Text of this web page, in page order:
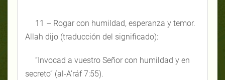
11 – Rogar con humildad, esperanza y temor.
Allah dijo (traducción del significado):
“Invocad a vuestro Señor con humildad y en
secreto” (al-A’ráf 7:55).